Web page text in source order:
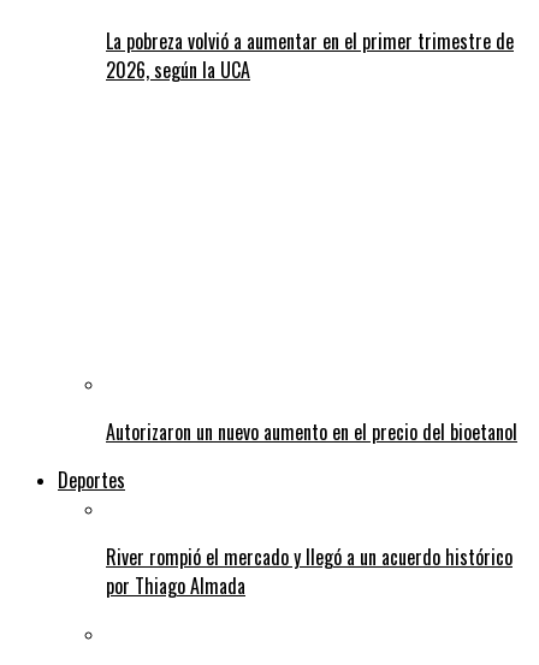
La pobreza volvió a aumentar en el primer trimestre de
2026, según la UCA
Autorizaron un nuevo aumento en el precio del bioetanol
Deportes
River rompió el mercado y llegó a un acuerdo histórico
por Thiago Almada